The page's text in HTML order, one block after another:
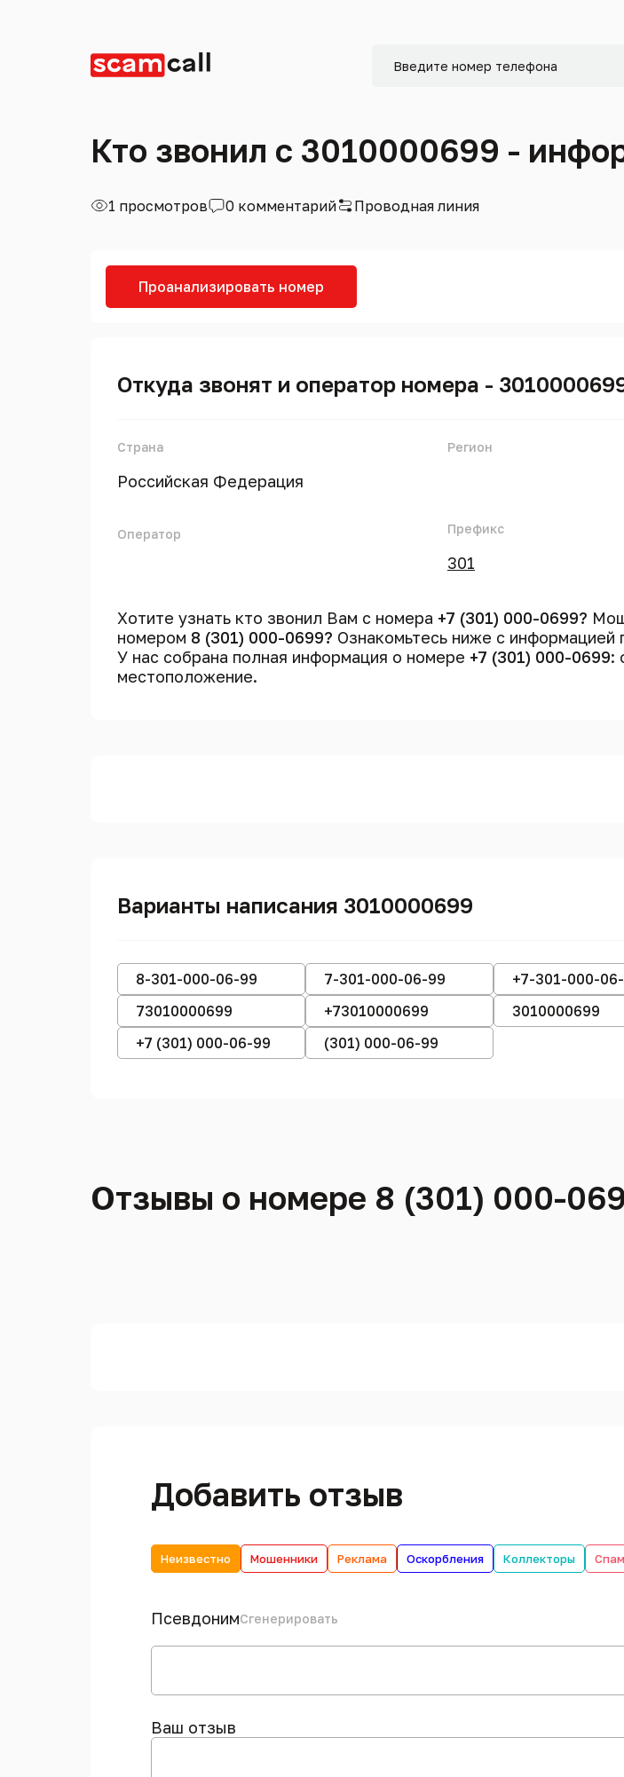
Кто звонил с 3010000699 -
1 просмотров 0 комментарий Проводная линия
Проанализировать номер
Откуда звонят и оператор номера -
Страна
Российская Федерация
Оператор
Регион
Префикс
301
Хотите узнать кто звонил Вам с номера +7 (301) 000-0699?
номером 8 (301) 000-0699? Ознакомьтесь ниже с
У нас собрана полная информация о номере +7 (301) 000-0699:
местоположение.
Варианты написания 3010000699
8-301-000-06-99 7-301-000-06-99 +7-301-000-
73010000699
+73010000699 3010000699
+7 (301) 000-06-99
(301) 000-06-99
Отзывы о номере 8 (301) 000-
Добавить отзыв
Неизвестно Мошенники Реклама Оскорбления Коллекторы Спам
ПсевдонимСгенерировать
Ваш отзыв